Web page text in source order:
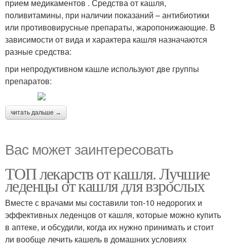
прием медикаментов . Средства от кашля,
поливитамины, при наличии показаний – антибиотики
или противовирусные препараты, жаропонижающие. В
зависимости от вида и характера кашля назначаются
разные средства:
при непродуктивном кашле используют две группы
препаратов:
читать дальше →
Вас может заинтересовать
ТОП лекарств от кашля. Лучшие
леденцы от кашля для взрослых
Вместе с врачами мы составили топ-10 недорогих и
эффективных леденцов от кашля, которые можно купить
в аптеке, и обсудили, когда их нужно принимать и стоит
ли вообще лечить кашель в домашних условиях